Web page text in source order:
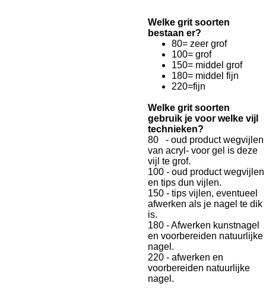
Welke grit soorten
bestaan er?
80= zeer grof
100= grof
150= middel grof
180= middel fijn
220=fijn
Welke grit soorten
gebruik je voor welke vijl
technieken?
80 - oud product wegvijlen
van acryl- voor gel is deze
vijl te grof.
100 - oud product wegvijlen
en tips dun vijlen.
150 - tips vijlen, eventueel
afwerken als je nagel te dik
is.
180 - Afwerken kunstnagel
en voorbereiden natuurlijke
nagel.
220 - afwerken en
voorbereiden natuurlijke
nagel.